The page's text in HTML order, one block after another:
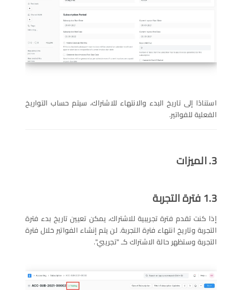
استنادًا إلى تاريخ البدء والانتهاء للاشتراك، سيتم حساب التواريخ
الفعلية للفواتير.
3. الميزات
1.3 فترة التجربة
إذا كنت تقدم فترة تجريبية للاشتراك، يمكن تعيين تاريخ بدء فترة
التجربة وتاريخ انتهاء فترة التجربة. لن يتم إنشاء الفواتير خلال فترة
التجربة وستظهر حالة الاشتراك كـ "تجريبي".